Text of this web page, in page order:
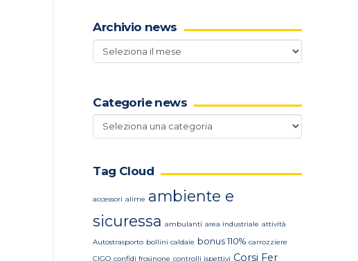
Archivio news
Archivio
news
Categorie news
Categorie
news
Tag Cloud
accessori alime ambiente e
sicuressa ambulanti area industriale attività
Autostrasporto bollini caldaie bonus 110% carrozziere
CIGO confidi frosinone controlli ispettivi Corsi Fer